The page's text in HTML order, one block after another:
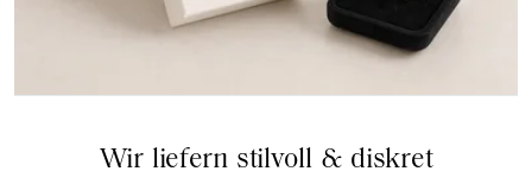
Wir liefern stilvoll & diskret